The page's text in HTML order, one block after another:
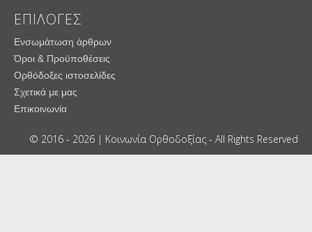
ΕΠΙΛΟΓΕΣ
Ενσωμάτωση άρθρων
Όροι & Προϋποθέσεις
Ορθόδοξες ιστοσελίδες
Σχετικά με μας
Επικοινωνία
© 2016 - 2026 | Κοινωνία Ορθοδοξίας - All Rights Reserved